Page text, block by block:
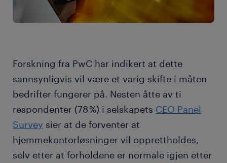
Forskning fra PwC har indikert at dette
sannsynligvis vil være et varig skifte i måten
bedrifter fungerer på. Nesten åtte av ti
respondenter (78 %) i selskapets CEO Panel
Survey sier at de forventer at
hjemmekontorløsninger vil opprettholdes,
selv etter at forholdene er normale igjen etter